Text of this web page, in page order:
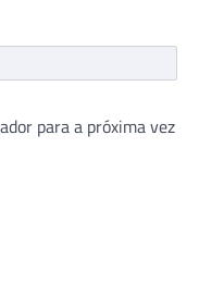
para a próxima vez